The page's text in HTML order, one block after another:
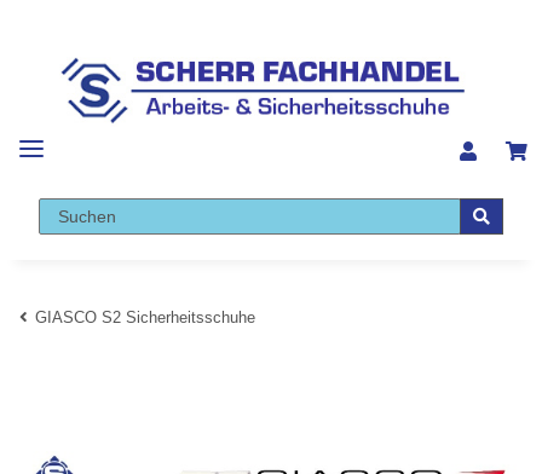
GIASCO S2 Sicherheitsschuhe